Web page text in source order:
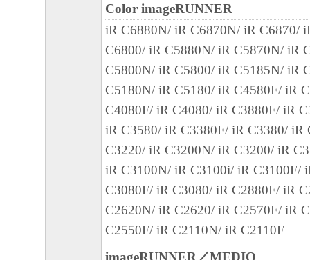
８. ご承諾
お客様は、「本ソフトウェア」を使用して
された「キヤノン製品」用のドライバーソ
グラムをインストールする際にオペレーテ
との互換性に関する警告ウィンドウが表示
諾するものとします。
９．契約期間
(1) 本契約書は、お客様が、『同意』を示
クリックした時点、または「本ソフトウェ
時点で発効し、下記(2)または(3)により終
に存続します。
(2) お客様は、「本ソフトウェア」および
Color imageRUNNER
iR C6880N/ iR C6870N/ iR C6870/
C6800/ iR C5880N/ iR C5870N/ iR
C5800N/ iR C5800/ iR C5185N/ iR
C5180N/ iR C5180/ iR C4580F/ iR
C4080F/ iR C4080/ iR C3880F/ iR
iR C3580/ iR C3380F/ iR C3380/ iR
C3220/ iR C3200N/ iR C3200/ iR
iR C3100N/ iR C3100i/ iR C3100F/
C3080F/ iR C3080/ iR C2880F/ iR
C2620N/ iR C2620/ iR C2570F/ iR
C2550F/ iR C2110N/ iR C2110F
imageRUNNER／MEDIO